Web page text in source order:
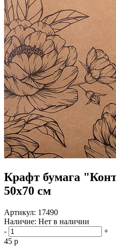
Крафт бумага
50х70 см
Артикул: 17490
Наличие: Нет в наличии
-
+
45 p